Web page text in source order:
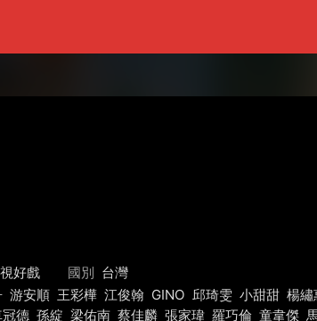
好戲 國別 台灣
游安順 王彩樺 江俊翰 GINO 邱琦雯 小甜甜 楊繡
德 孫綻 梁佑南 蔡佳麟 張家瑋 羅巧倫 童韋傑